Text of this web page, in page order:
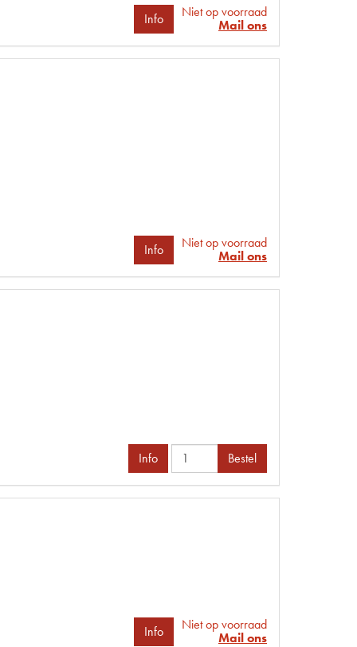
Info
Niet op voorraad
Mail ons
Info
Niet op voorraad
Mail ons
Info
Bestel
Info
Niet op voorraad
Mail ons